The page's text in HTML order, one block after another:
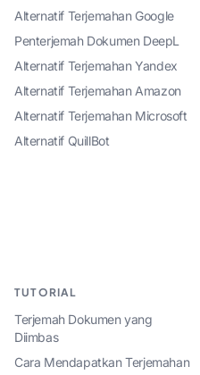
Alternatif Terjemahan Google
Penterjemah Dokumen DeepL
Alternatif Terjemahan Yandex
Alternatif Terjemahan Amazon
Alternatif Terjemahan Microsoft
Alternatif QuillBot
TUTORIAL
Terjemah Dokumen yang
Diimbas
Cara Mendapatkan Terjemahan